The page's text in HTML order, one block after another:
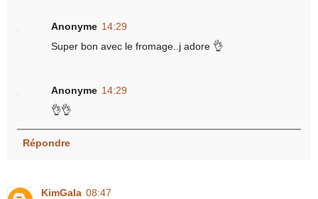
Anonyme 14:29
Super bon avec le fromage..j adore 👌
Anonyme 14:29
👌👌
Répondre
KimGala 08:47